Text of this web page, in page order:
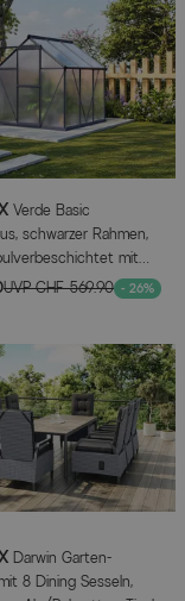
Verde Basic
schwarzer Rahmen,
mit
Doppelstegplatten 4
UVPCHF 569.90 - 26%
Darwin Garten-
8 Dining Sesseln,